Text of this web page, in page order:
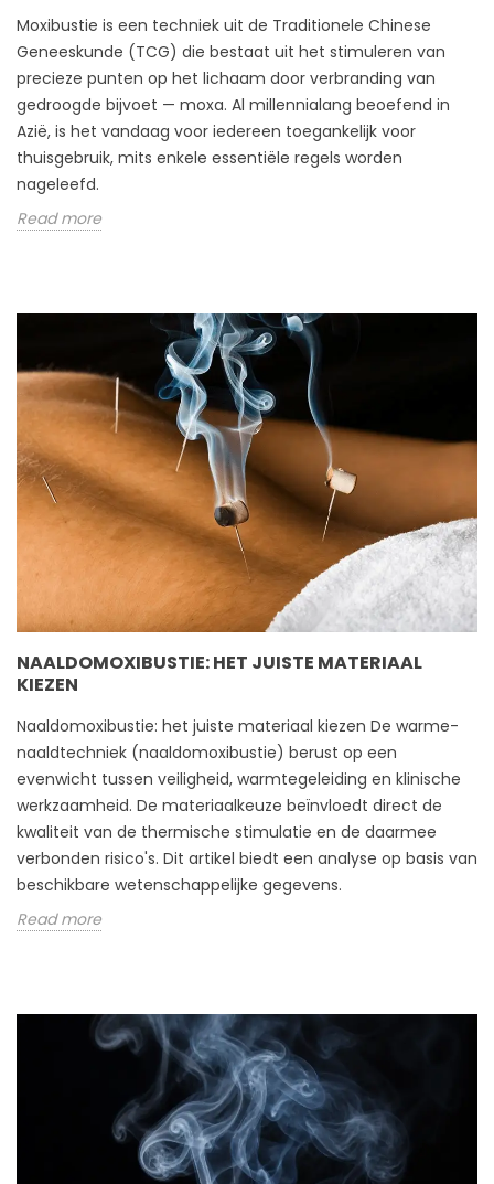
Moxibustie is een techniek uit de Traditionele Chinese
Geneeskunde (TCG) die bestaat uit het stimuleren van
precieze punten op het lichaam door verbranding van
gedroogde bijvoet — moxa. Al millennialang beoefend in
Azië, is het vandaag voor iedereen toegankelijk voor
thuisgebruik, mits enkele essentiële regels worden
nageleefd.
Read more
NAALDOMOXIBUSTIE: HET JUISTE MATERIAAL
KIEZEN
Naaldomoxibustie: het juiste materiaal kiezen De warme-
naaldtechniek (naaldomoxibustie) berust op een
evenwicht tussen veiligheid, warmtegeleiding en klinische
werkzaamheid. De materiaalkeuze beïnvloedt direct de
kwaliteit van de thermische stimulatie en de daarmee
verbonden risico's. Dit artikel biedt een analyse op basis van
beschikbare wetenschappelijke gegevens.
Read more